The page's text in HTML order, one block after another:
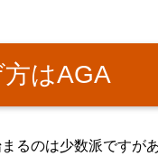
はAGA
るのは少数派ですが